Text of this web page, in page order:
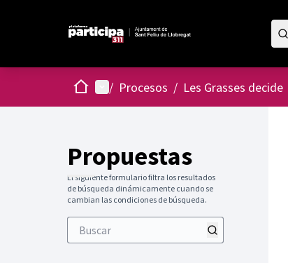
InicioMenú principal
/ Procesos / Les Grasses decide
Propuestas
El siguiente formulario filtra los resultados
de búsqueda dinámicamente cuando se
cambian las condiciones de búsqueda.